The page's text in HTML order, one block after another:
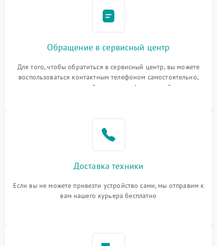
Обращение в сервисный центр
Для того, чтобы обратиться в сервисный центр, вы можете
воспользоваться контактным телефоном самостоятельно,
или оставить свой номер телефона на сайте
Доставка техники
Если вы не можете привезти устройство сами, мы отправим к
вам нашего курьера бесплатно